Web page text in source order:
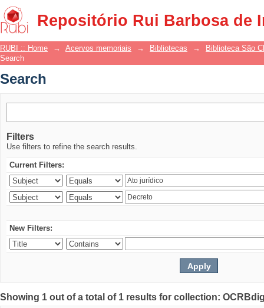
Repositório Rui Barbosa de
Search
RUBI :: Home → Acervos memoriais → Bibliotecas →
Biblioteca São
Search
Search
Filters
Use filters to refine the search results.
Current Filters:
New Filters:
Showing 1 out of a total of 1 results for collection: